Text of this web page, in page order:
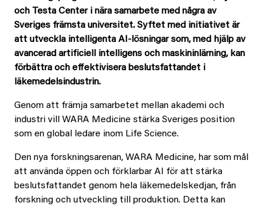
och Testa Center i nära samarbete med några av
Sveriges främsta universitet. Syftet med initiativet är
att utveckla intelligenta AI-lösningar som, med hjälp av
avancerad artificiell intelligens och maskininlärning, kan
förbättra och effektivisera beslutsfattandet i
läkemedelsindustrin.
Genom att främja samarbetet mellan akademi och
industri vill WARA Medicine stärka Sveriges position
som en global ledare inom Life Science.
Den nya forskningsarenan, WARA Medicine, har som mål
att använda öppen och förklarbar AI för att stärka
beslutsfattandet genom hela läkemedelskedjan, från
forskning och utveckling till produktion. Detta kan